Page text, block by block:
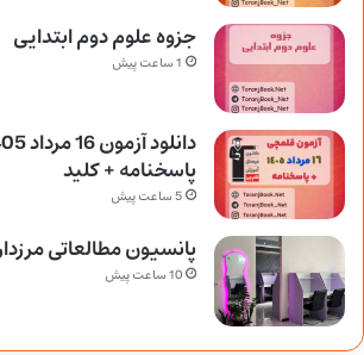
جزوه علوم دوم ابتدایی
1 ساعت پیش
پاسخنامه + کلید
5 ساعت پیش
پانسیون مطالعاتی
10 ساعت پیش